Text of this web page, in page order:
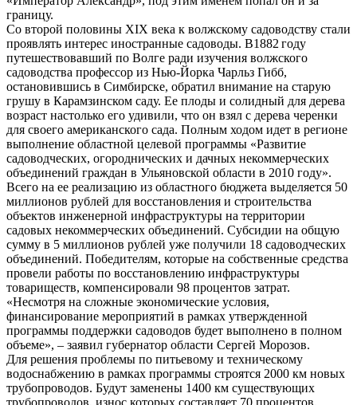
границу.
Со второй половины XIX века к волжскому садоводству стали
проявлять интерес иностранные садоводы. В1882 году
путешествовавший по Волге ради изучения волжского
садоводства профессор из Нью-Йорка Чарльз Гибб,
остановившись в Симбирске, обратил внимание на старую
грушу в Карамзинском саду. Ее плоды и солидный для дерева
возраст настолько его удивили, что он взял с дерева черенки
для своего американского сада. Полным ходом идет в регионе
выполнение областной целевой программы «Развитие
садоводческих, огороднических и дачных некоммерческих
объединений граждан в Ульяновской области в 2010 году».
Всего на ее реализацию из областного бюджета выделяется 50
миллионов рублей для восстановления и строительства
объектов инженерной инфраструктуры на территории
садовых некоммерческих объединений. Субсидии на общую
сумму в 5 миллионов рублей уже получили 18 садоводческих
объединений. Победителям, которые на собственные средства
провели работы по восстановлению инфраструктуры
товариществ, компенсировали 98 процентов затрат.
«Несмотря на сложные экономические условия,
финансирование мероприятий в рамках утвержденной
программы поддержки садоводов будет выполнено в полном
объеме», – заявил губернатор области Сергей Морозов.
Для решения проблемы по питьевому и техническому
водоснабжению в рамках программы строятся 2000 км новых
трубопроводов. Будут заменены 1400 км существующих
трубопроводов, износ которых составляет 70 процентов.